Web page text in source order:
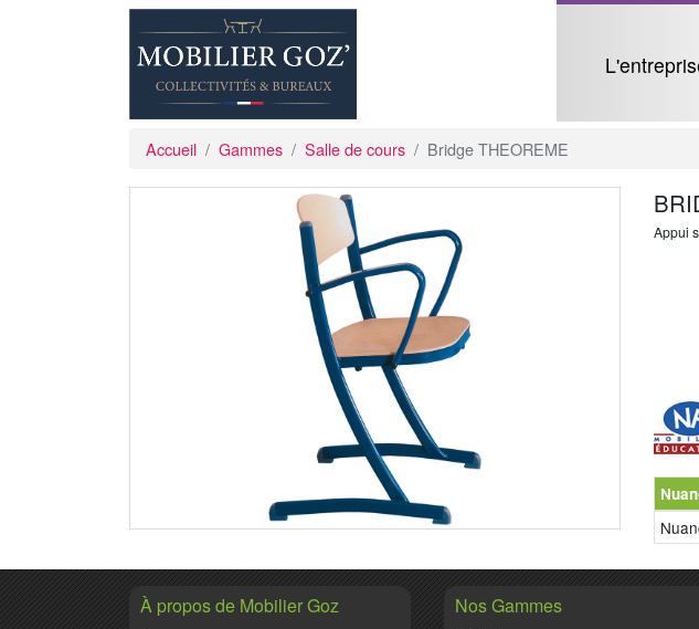
Accueil Gammes Salle de cours Bridge THEOREME
Appui
Nos Gammes
À propos de Mobilier Goz